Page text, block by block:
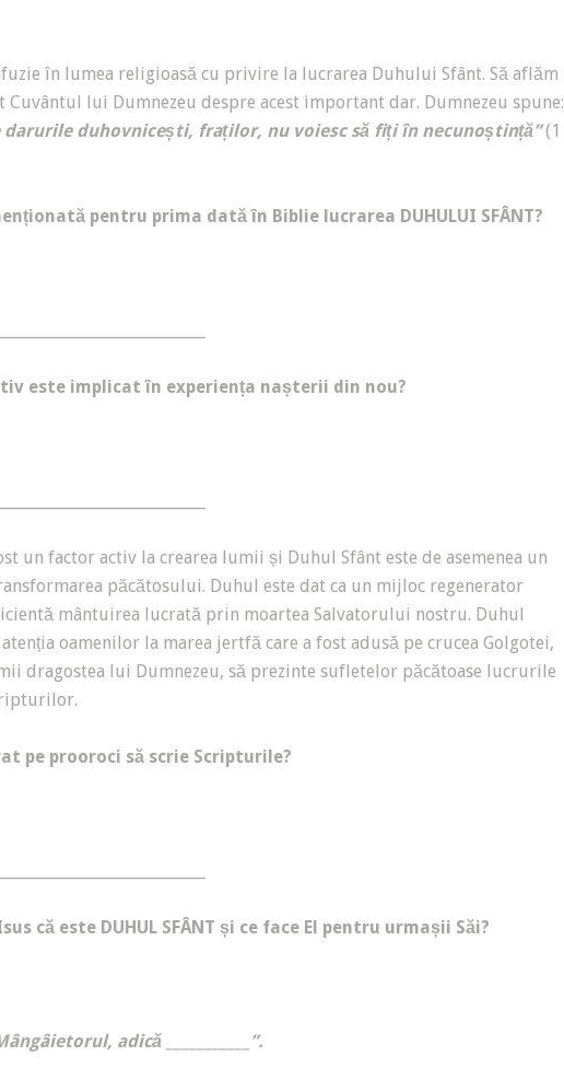
în lumea religioasă cu privire la lucrarea Duhului Sfânt. Să aflăm
Cuvântul lui Dumnezeu despre acest important dar. Dumnezeu spune:
duhovnicești, fraților, nu voiesc să fiți în necunoștință”(1
pentru prima dată în Biblie lucrarea DUHULUI SFÂNT?
este implicat în experiența nașterii din nou?
un factor activ la crearea lumii și Duhul Sfânt este de asemenea un
păcătosului. Duhul este dat ca un mijloc regenerator
mântuirea lucrată prin moartea Salvatorului nostru. Duhul
oamenilor la marea jertfă care a fost adusă pe crucea Golgotei,
dragostea lui Dumnezeu, să prezinte sufletelor păcătoase lucrurile
pe prooroci să scrie Scripturile?
că este DUHUL SFÂNT și ce face El pentru urmașii Săi?
adică ___________”.